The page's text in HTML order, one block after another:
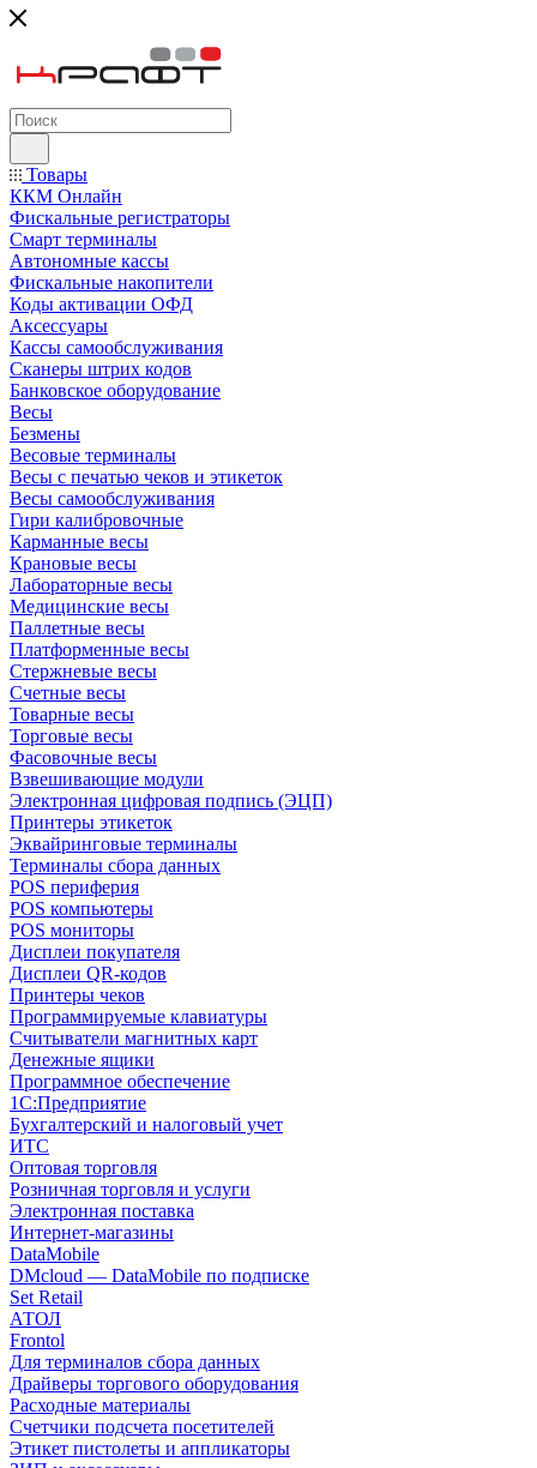
Товары
ККМ Онлайн
Фискальные регистраторы
Смарт терминалы
Автономные кассы
Фискальные накопители
Коды активации ОФД
Аксессуары
Кассы самообслуживания
Сканеры штрих кодов
Банковское оборудование
Весы
Безмены
Весовые терминалы
Весы с печатью чеков и этикеток
Весы самообслуживания
Гири калибровочные
Карманные весы
Крановые весы
Лабораторные весы
Медицинские весы
Паллетные весы
Платформенные весы
Стержневые весы
Счетные весы
Товарные весы
Торговые весы
Фасовочные весы
Взвешивающие модули
Электронная цифровая подпись (ЭЦП)
Принтеры этикеток
Эквайринговые терминалы
Терминалы сбора данных
POS периферия
POS компьютеры
POS мониторы
Дисплеи покупателя
Дисплеи QR-кодов
Принтеры чеков
Программируемые клавиатуры
Считыватели магнитных карт
Денежные ящики
Программное обеспечение
1С:Предприятие
Бухгалтерский и налоговый учет
ИТС
Оптовая торговля
Розничная торговля и услуги
Электронная поставка
Интернет-магазины
DataMobile
DMcloud — DataMobile по подписке
Set Retail
АТОЛ
Frontol
Для терминалов сбора данных
Драйверы торгового оборудования
Расходные материалы
Счетчики подсчета посетителей
Этикет пистолеты и аппликаторы